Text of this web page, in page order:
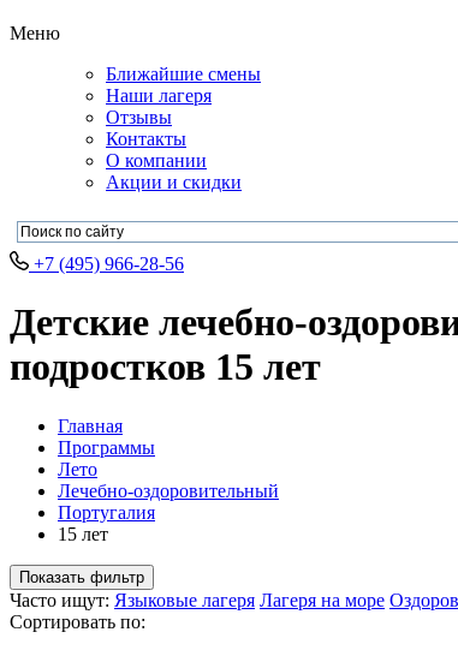
Меню
Ближайшие смены
Наши лагеря
Отзывы
Контакты
О компании
Акции и скидки
+7 (495) 966-28-56
Детские лечебно-
подростков 15 лет
Главная
Программы
Лето
Лечебно-оздоровительный
Португалия
15 лет
Показать фильтр
Часто ищут: Языковые лагеря Лагеря на море
Сортировать по: